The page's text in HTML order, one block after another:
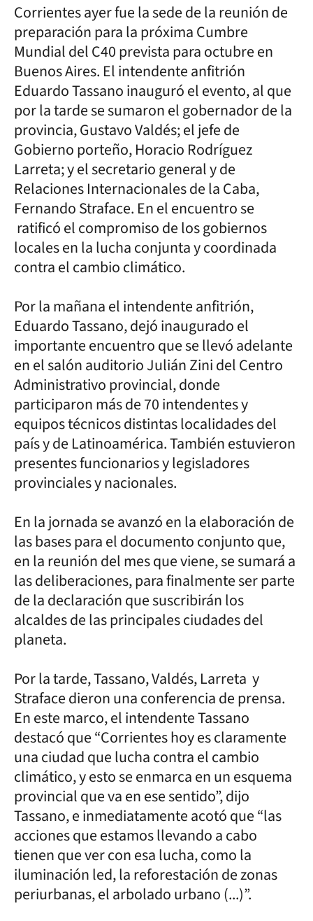
Corrientes ayer fue la sede de la reunión de
preparación para la próxima Cumbre
Mundial del C40 prevista para octubre en
Buenos Aires. El intendente anfitrión
Eduardo Tassano inauguró el evento, al que
por la tarde se sumaron el gobernador de la
provincia, Gustavo Valdés; el jefe de
Gobierno porteño, Horacio Rodríguez
Larreta; y el secretario general y de
Relaciones Internacionales de la Caba,
Fernando Straface. En el encuentro se
ratificó el compromiso de los gobiernos
locales en la lucha conjunta y coordinada
contra el cambio climático.
Por la mañana el intendente anfitrión,
Eduardo Tassano, dejó inaugurado el
importante encuentro que se llevó adelante
en el salón auditorio Julián Zini del Centro
Administrativo provincial, donde
participaron más de 70 intendentes y
equipos técnicos distintas localidades del
país y de Latinoamérica. También estuvieron
presentes funcionarios y legisladores
provinciales y nacionales.
En la jornada se avanzó en la elaboración de
las bases para el documento conjunto que,
en la reunión del mes que viene, se sumará a
las deliberaciones, para finalmente ser parte
de la declaración que suscribirán los
alcaldes de las principales ciudades del
planeta.
Por la tarde, Tassano, Valdés, Larreta y
Straface dieron una conferencia de prensa.
En este marco, el intendente Tassano
destacó que “Corrientes hoy es claramente
una ciudad que lucha contra el cambio
climático, y esto se enmarca en un esquema
provincial que va en ese sentido”, dijo
Tassano, e inmediatamente acotó que “las
acciones que estamos llevando a cabo
tienen que ver con esa lucha, como la
iluminación led, la reforestación de zonas
periurbanas, el arbolado urbano (...)”.